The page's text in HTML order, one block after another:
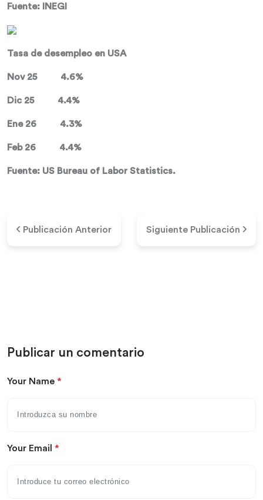
Fuente: INEGI
Tasa de desempleo en USA
Nov 25 4.6%
Dic 25 4.4%
Ene 26 4.3%
Feb 26 4.4%
Fuente: US Bureau of Labor Statistics.
Publicación Anterior Siguiente Publicación
Publicar un comentario
Your Name *
Your Email *